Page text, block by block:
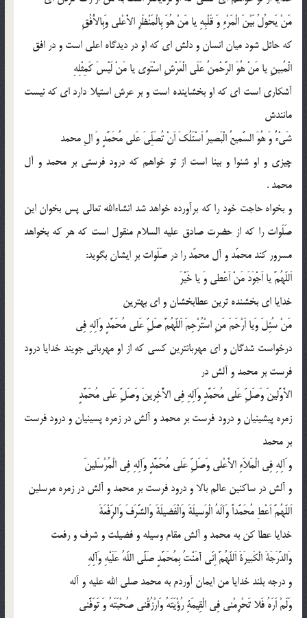
مَنْ یَحوُلُ بَیْنَ الْمَرْءِ وَ قَلْبِهِ یا مَنْ هُوَ بِالْمَنْظَرِ الاَْعْلى وَبِالاُْفُقِ
كه حائل شود میان انسان و دلش اى كه او در دیدگاه اعلى است و در افق
الْمُبینِ یا مَنْ هُوَ الرَّحْمنُ عَلَى الْعَرْشِ اسْتَوى یا مَنْ لَیْسَ كَمِثْلِهِ
آشكارى است اى كه او بخشاینده است و بر عرش استیلا دارد اى كه نیست
مانندش
شَىْءٌ وَ هُوَ السَّمیعُ الْبَصیرُ اَسْئَلُكَ اَنْ تُصَلِّىَ عَلى مُحَمَّدٍ وَ الِ محمد
چیزى و او شنوا و بینا است از تو خواهم كه درود فرستى بر محمد و آل
محمد .
و بخواه حاجت خود را كه برآورده خواهد شد انشاءالله تعالى پس بخوان این
صَلَوات را كه از حضرت صادق علیه السلام منقول است كه هر كه بخواهد
مسرور كند محمّد و آل محمّد را در صَلَوات بر ایشان بگوید:
اَللّهُمَّ یا اَجْوَدَ مَنْ اَعْطى وَ یا خَیْرَ
خدایا اى بخشنده ترین عطابخشان و اى بهترین
مَنْ سُئِلَ وَیا اَرْحَمَ مَنِ اسْتُرْحِمَ اَللّهُمَّ صَلِّ عَلى مُحَمَّدٍ وَآلِهِ فِى
درخواست شدگان و اى مهربانترین كسى كه از او مهربانى جویند خدایا درود
فرست بر محمد و آلش در
الاَْوَّلینَ وَصَلِّ عَلى مُحَمَّدٍ وَآلِهِ فِى الاَّْخِرینَ وَصَلِّ عَلى مُحَمَّدٍ
زمره پیشینیان و درود فرست بر محمد و آلش در زمره پسینیان و درود فرست
بر محمد
و َآلِهِ فِى الْمَلاَءِ الاَْعْلى وَصَلِّ عَلى مُحَمَّدٍ وَآلِهِ فِى الْمُرْسَلینَ
و آلش در ساكنین عالم بالا و درود فرست بر محمد و آلش در زمره مرسلین
اَللّهُمَّ اَعْطِ مُحَمَّداً وَآلَهُ الْوَسیلَةَ وَالْفَضیلَةَ وَالشَّرَفَ وَالرِّفْعَةَ
خدایا عطا كن به محمد و آلش مقام وسیله و فضیلت و شرف و رفعت
وَالدَّرَجَةَ الْكَبیرَةَ اَللّهُمَّ اِنّى آمَنْتُ بِمُحَمَّدٍ صَلَّى اللّهُ عَلَیْهِ وَآلِهِ
و درجه بلند خدایا من ایمان آوردم به محمد صلى الله علیه و آله
وَلَمْ اَرَهُ فَلا تَحْرِمْنى فِى الْقِیمَةِ رُؤْیَتَهُ وَارْزُقْنى صُحْبَتَهُ وَ تَوَفَّنى